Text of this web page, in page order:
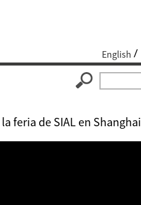
English
feria de SIAL en Shanghai